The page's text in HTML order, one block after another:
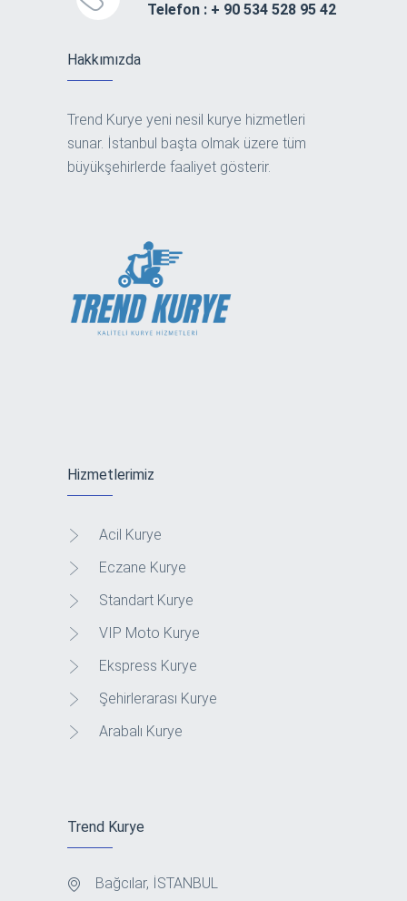
Telefon : + 90 534 528 95 42
Hakkımızda
Trend Kurye yeni nesil kurye hizmetleri
sunar. İstanbul başta olmak üzere tüm
büyükşehirlerde faaliyet gösterir.
Hizmetlerimiz
Acil Kurye
Eczane Kurye
Standart Kurye
VIP Moto Kurye
Ekspress Kurye
Şehirlerarası Kurye
Arabalı Kurye
Trend Kurye
Bağcılar, İSTANBUL